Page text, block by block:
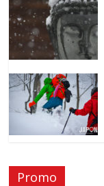
Promo